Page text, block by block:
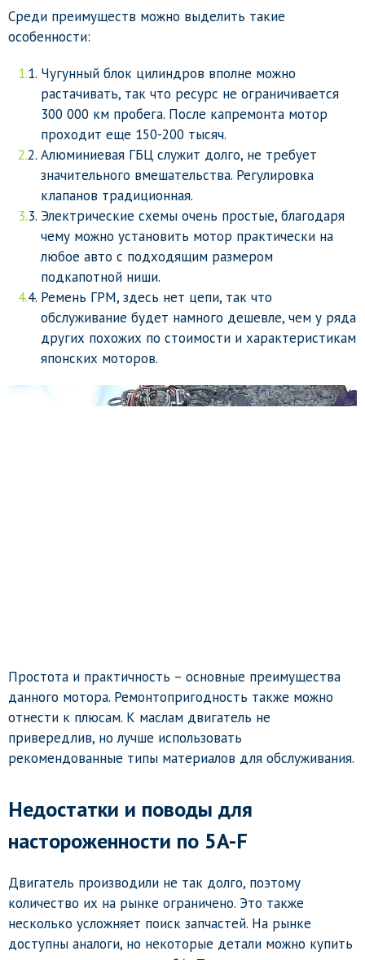
Среди преимуществ можно выделить такие
особенности:
Чугунный блок цилиндров вполне можно
растачивать, так что ресурс не ограничивается
300 000 км пробега. После капремонта мотор
проходит еще 150-200 тысяч.
Алюминиевая ГБЦ служит долго, не требует
значительного вмешательства. Регулировка
клапанов традиционная.
Электрические схемы очень простые, благодаря
чему можно установить мотор практически на
любое авто с подходящим размером
подкапотной ниши.
Ремень ГРМ, здесь нет цепи, так что
обслуживание будет намного дешевле, чем у ряда
других похожих по стоимости и характеристикам
японских моторов.
Простота и практичность – основные преимущества
данного мотора. Ремонтопригодность также можно
отнести к плюсам. К маслам двигатель не
привередлив, но лучше использовать
рекомендованные типы материалов для обслуживания.
Недостатки и поводы для
настороженности по 5A-F
Двигатель производили не так долго, поэтому
количество их на рынке ограничено. Это также
несколько усложняет поиск запчастей. На рынке
доступны аналоги, но некоторые детали можно купить